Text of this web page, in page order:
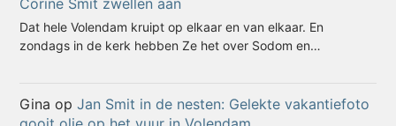
Corine Smit zwellen aan
Dat hele Volendam kruipt op elkaar en van elkaar. En
zondags in de kerk hebben Ze het over Sodom en…
Gina opJan Smit in de nesten: Gelekte vakantiefoto